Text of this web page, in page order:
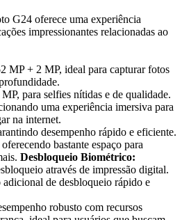
G24 oferece uma experiência
impressionantes relacionadas ao
MP + 2 MP, ideal para capturar fotos
para selfies nítidas e de qualidade.
uma experiência imersiva para
na internet.
desempenho rápido e eficiente.
bastante espaço para
Desbloqueio Biométrico:
através de impressão digital.
adicional de desbloqueio rápido e
robusto com recursos